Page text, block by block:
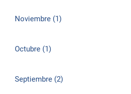
Noviembre (1)
Octubre (1)
Septiembre (2)